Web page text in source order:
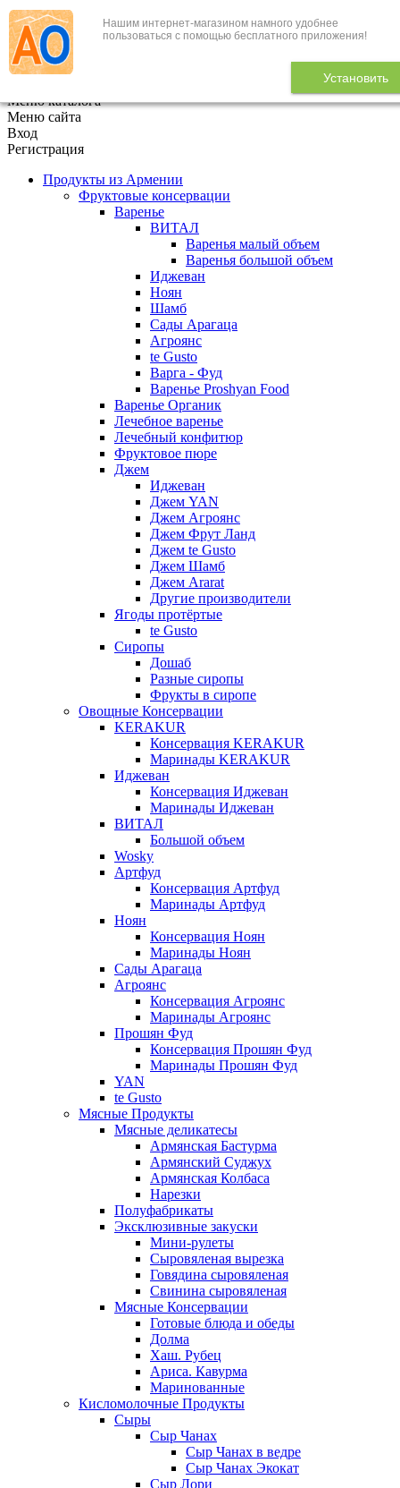
Нашим интернет-магазином намного удобнее
пользоваться с помощью бесплатного приложения!
Установить
+7 (495) 646-888-1
В корзине 0
Меню каталога
Меню сайта
Вход
Регистрация
Продукты из Армении
Фруктовые консервации
Варенье
ВИТАЛ
Варенья малый объем
Варенья большой объем
Иджеван
Ноян
Шамб
Сады Арагаца
Агроянс
te Gusto
Варга - Фуд
Варенье Proshyan Food
Варенье Органик
Лечебное варенье
Лечебный конфитюр
Фруктовое пюре
Джем
Иджеван
Джем YAN
Джем Агроянс
Джем Фрут Ланд
Джем te Gusto
Джем Шамб
Джем Ararat
Другие производители
Ягоды протёртые
te Gusto
Сиропы
Дошаб
Разные сиропы
Фрукты в сиропе
Овощные Консервации
KERAKUR
Консервация KERAKUR
Маринады KERAKUR
Иджеван
Консервация Иджеван
Маринады Иджеван
ВИТАЛ
Большой объем
Wosky
Артфуд
Консервация Артфуд
Маринады Артфуд
Ноян
Консервация Ноян
Маринады Ноян
Сады Арагаца
Агроянс
Консервация Агроянс
Маринады Агроянс
Прошян Фуд
Консервация Прошян Фуд
Маринады Прошян Фуд
YAN
te Gusto
Мясные Продукты
Мясные деликатесы
Армянская Бастурма
Армянский Суджух
Армянская Колбаса
Нарезки
Полуфабрикаты
Эксклюзивные закуски
Мини-рулеты
Сыровяленая вырезка
Говядина сыровяленая
Свинина сыровяленая
Мясные Консервации
Готовые блюда и обеды
Долма
Хаш. Рубец
Ариса. Кавурма
Маринованные
Кисломолочные Продукты
Сыры
Сыр Чанах
Сыр Чанах в ведре
Сыр Чанах Экокат
Сыр Лори